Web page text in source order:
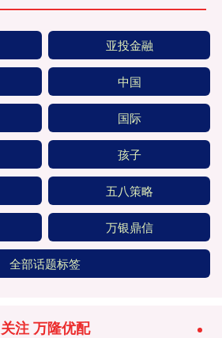
亚投金融
中国
国际
孩子
五八策略
万银鼎信
全部话题标签
关注 万隆优配